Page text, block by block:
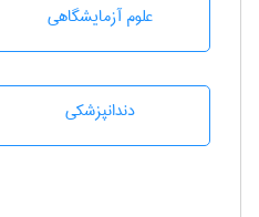
علوم آزمايشگاهی
دندانپزشكی